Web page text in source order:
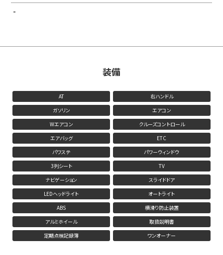
-
装備
AT
右ハンドル
ガソリン
エアコン
Wエアコン
クルーズコントロール
エアバッグ
ETC
パワステ
パワーウィンドウ
3列シート
TV
ナビゲーション
スライドドア
LEDヘッドライト
オートライト
ABS
横滑り防止装置
アルミホイール
取扱説明書
定期点検記録簿
ワンオーナー